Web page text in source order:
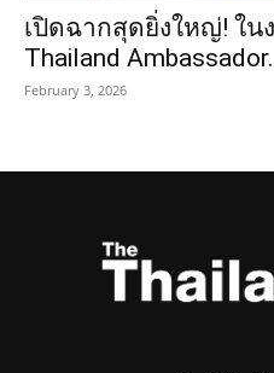
เปิดฉากสุดยิ่งใหญ่! ใน
Thailand
February 3, 2026